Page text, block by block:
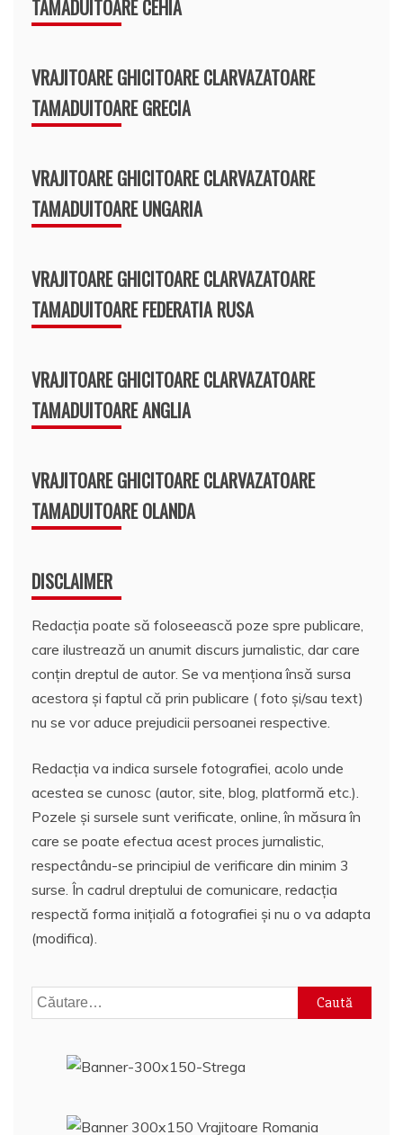
TAMADUITOARE CEHIA
VRAJITOARE GHICITOARE CLARVAZATOARE
TAMADUITOARE GRECIA
VRAJITOARE GHICITOARE CLARVAZATOARE
TAMADUITOARE UNGARIA
VRAJITOARE GHICITOARE CLARVAZATOARE
TAMADUITOARE FEDERATIA RUSA
VRAJITOARE GHICITOARE CLARVAZATOARE
TAMADUITOARE ANGLIA
VRAJITOARE GHICITOARE CLARVAZATOARE
TAMADUITOARE OLANDA
DISCLAIMER
Redacția poate să foloseească poze spre publicare,
care ilustrează un anumit discurs jurnalistic, dar care
conțin dreptul de autor. Se va menționa însă sursa
acestora și faptul că prin publicare ( foto și/sau text)
nu se vor aduce prejudicii persoanei respective.
Redacția va indica sursele fotografiei, acolo unde
acestea se cunosc (autor, site, blog, platformă etc.).
Pozele și sursele sunt verificate, online, în măsura în
care se poate efectua acest proces jurnalistic,
respectându-se principiul de verificare din minim 3
surse. În cadrul dreptului de comunicare, redacția
respectă forma inițială a fotografiei și nu o va adapta
(modifica).
Caută
după: